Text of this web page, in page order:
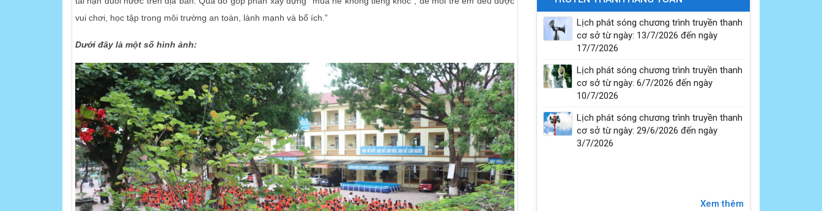
vui chơi, học tập trong môi trường an toàn, lành mạnh và bổ ích.”
Dưới đây là một số hình ảnh:
Lịch phát sóng chương trình truyền thanh
cơ sở từ ngày: 13/7/2026 đến ngày
17/7/2026
Lịch phát sóng chương trình truyền thanh
cơ sở từ ngày: 6/7/2026 đến ngày
10/7/2026
Lịch phát sóng chương trình truyền thanh
cơ sở từ ngày: 29/6/2026 đến ngày
3/7/2026
Xem thêm
Đại hội đảng bộ UBND xã Vĩnh Hưng lần thứ I,